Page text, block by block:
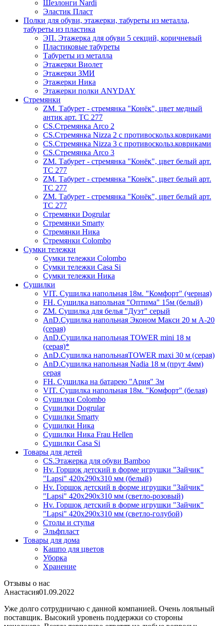
Шезлонги Nardi
Эластик Пласт
Полки для обуви, этажерки, табуреты из металла,
табуреты из пластика
ЭП. Этажерка для обуви 5 секций, коричневый
Пластиковые табуреты
Табуреты из металла
Этажерки Виолет
Этажерки ЗМИ
Этажерки Ника
Этажерки полки ANYDAY
Стремянки
ZM. Табурет - стремянка "Конёк", цвет медный
антик арт. ТС 277
CS.Стремянка Arco 2
CS.Стремянка Nizza 2 с противоскольз.ковриками
CS.Стремянка Nizza 3 с противоскольз.ковриками
CS.Стремянка Arco 3
ZM. Табурет - стремянка "Конёк", цвет белый арт.
ТС 277
ZM. Табурет - стремянка "Конёк", цвет белый арт.
ТС 277
ZM. Табурет - стремянка "Конёк", цвет белый арт.
ТС 277
Стремянки Dogrular
Стремянки Smarty
Стремянки Ника
Стремянки Сolombo
Сумки тележки
Сумки тележки Colombo
Сумки тележки Сasa Si
Сумки тележки Ника
Сушилки
VIT. Сушилка напольная 18м. "Комфорт" (черная)
FH. Сушилка напольная "Оптима" 15м (белый)
ZM. Сушилка для белья "Дуэт" серый
AnD.Сушилка напольная Эконом Макси 20 м А-20
(серая)
AnD.Сушилка напольная TOWER mini 18 м
(серая)*
AnD.Сушилка напольнаяTOWER maxi 30 м (серая)
AnD.Сушилка напольная Nadia 18 м (прут 4мм)
серая
FH. Сушилка на батарею "Ария" 3м
VIT. Сушилка напольная 18м. "Комфорт" (белая)
Cушилки Colombo
Сушилки Dogrular
Сушилки Smarty
Сушилки Ника
Сушилки Ника Frau Hellen
Сушилки Сasa Si
Товары для детей
CS.Этажерка для обуви Bamboo
Hv. Горшок детский в форме игрушки "Зайчик"
"Lapsi" 420х290х310 мм (белый)
Hv. Горшок детский в форме игрушки "Зайчик"
"Lapsi" 420х290х310 мм (светло-розовый)
Hv. Горшок детский в форме игрушки "Зайчик"
"Lapsi" 420х290х310 мм (светло-голубой)
Столы и стулья
Эльфпласт
Товары для дома
Кашпо для цветов
Уборка
Хранение
Отзывы о нас
Анастасия01.09.2022
Уже долго сотрудничаю с данной компанией. Очень лояльный
поставщик. Высокий уровень поддержки со стороны